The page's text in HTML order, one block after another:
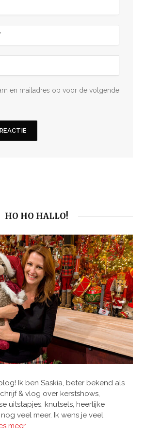
en mailadres op voor de volgende
HO HO HALLO!
Ik ben Saskia, beter bekend als
& vlog over kerstshows,
uitstapjes, knutsels, heerlijke
veel meer. Ik wens je veel
meer…